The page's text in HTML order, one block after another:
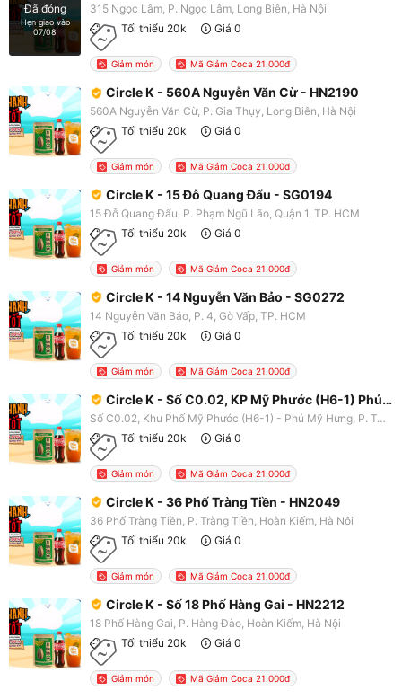
Đã đóng
Hẹn giao vào
07/08
315 Ngọc Lâm, P. Ngọc Lâm, Long Biên, Hà Nội
Tối thiểu 20k
Giá 0
Giảm món Mã Giảm Coca 21.000đ
Circle K - 560A Nguyễn Văn Cừ - HN2190
560A Nguyễn Văn Cừ, P. Gia Thụy, Long Biên, Hà Nội
Tối thiểu 20k
Giá 0
Giảm món Mã Giảm Coca 21.000đ
Circle K - 15 Đỗ Quang Đẩu - SG0194
15 Đỗ Quang Đẩu, P. Phạm Ngũ Lão, Quận 1, TP. HCM
Tối thiểu 20k
Giá 0
Giảm món Mã Giảm Coca 21.000đ
Circle K - 14 Nguyễn Văn Bảo - SG0272
14 Nguyễn Văn Bảo, P. 4, Gò Vấp, TP. HCM
Tối thiểu 20k
Giá 0
Giảm món Mã Giảm Coca 21.000đ
Circle K - Số C0.02, KP Mỹ Phước (H6-1) Phú Mỹ Hưng - SG0133
Số C0.02, Khu Phố Mỹ Phước (H6-1) - Phú Mỹ Hưng, P. Tân Phong, Quận 7, TP. HCM
Tối thiểu 20k
Giá 0
Giảm món Mã Giảm Coca 21.000đ
Circle K - 36 Phố Tràng Tiền - HN2049
36 Phố Tràng Tiền, P. Tràng Tiền, Hoàn Kiếm, Hà Nội
Tối thiểu 20k
Giá 0
Giảm món Mã Giảm Coca 21.000đ
Circle K - Số 18 Phố Hàng Gai - HN2212
18 Phố Hàng Gai, P. Hàng Đào, Hoàn Kiếm, Hà Nội
Tối thiểu 20k
Giá 0
Giảm món Mã Giảm Coca 21.000đ